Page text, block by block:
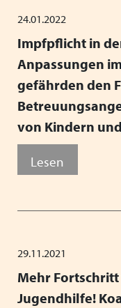
24.01.2022
Impfpflicht in
Anpassungen
gefährden den
von Kindern
Lesen
29.11.2021
Mehr
Jugendhilfe!